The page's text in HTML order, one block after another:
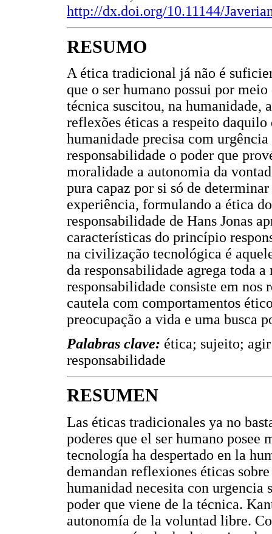
http://dx.doi.org/10.11144/
RESUMO
A ética tradicional já não é
que o ser humano possui por
técnica suscitou, na humanidade,
reflexões éticas a respeito
humanidade precisa com
responsabilidade o poder que
moralidade a autonomia da
pura capaz por si só de
experiência, formulando a ética
responsabilidade de Hans Jonas
características do princípio
na civilização tecnológica é
da responsabilidade agrega toda
responsabilidade consiste em nos
cautela com comportamentos
preocupação a vida e uma busca
Palabras clave: ética; sujeito;
responsabilidade
RESUMEN
Las éticas tradicionales ya no
poderes que el ser humano
tecnología ha despertado en la
demandan reflexiones éticas
humanidad necesita con urgencia
poder que viene de la técnica.
autonomía de la voluntad libre.